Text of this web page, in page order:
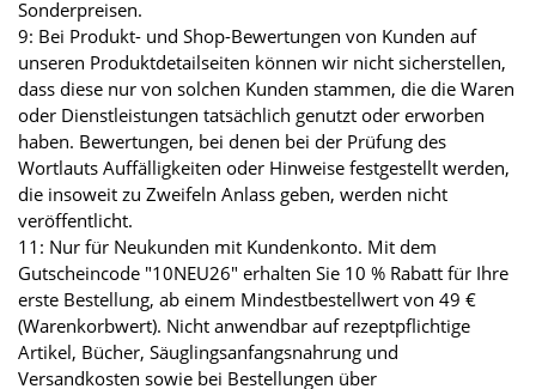
Sonderpreisen.
9: Bei Produkt- und Shop-Bewertungen von Kunden auf
unseren Produktdetailseiten können wir nicht sicherstellen,
dass diese nur von solchen Kunden stammen, die die Waren
oder Dienstleistungen tatsächlich genutzt oder erworben
haben. Bewertungen, bei denen bei der Prüfung des
Wortlauts Auffälligkeiten oder Hinweise festgestellt werden,
die insoweit zu Zweifeln Anlass geben, werden nicht
veröffentlicht.
11: Nur für Neukunden mit Kundenkonto. Mit dem
Gutscheincode "10NEU26" erhalten Sie 10 % Rabatt für Ihre
erste Bestellung, ab einem Mindestbestellwert von 49 €
(Warenkorbwert). Nicht anwendbar auf rezeptpflichtige
Artikel, Bücher, Säuglingsanfangsnahrung und
Versandkosten sowie bei Bestellungen über